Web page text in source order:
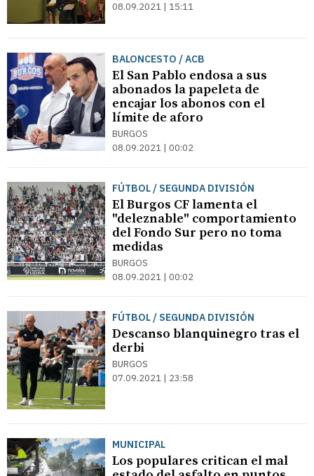
08.09.2021 | 15:11
BALONCESTO / ACB
El San Pablo endosa a sus
abonados la papeleta de
encajar los abonos con el
límite de aforo
BURGOS
08.09.2021 | 00:02
FÚTBOL / SEGUNDA DIVISIÓN
El Burgos CF lamenta el
"deleznable" comportamiento
del Fondo Sur pero no toma
medidas
BURGOS
08.09.2021 | 00:02
FÚTBOL / SEGUNDA DIVISIÓN
Descanso blanquinegro tras el
derbi
BURGOS
07.09.2021 | 23:58
MUNICIPAL
Los populares critican el mal